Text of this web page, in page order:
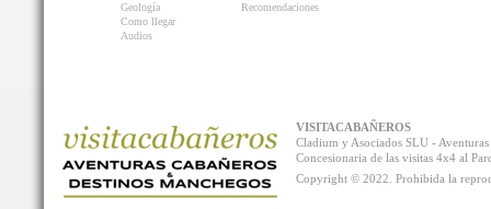
Geología
Como llegar
Audios
Recomendaciones
VISITACABAÑEROS
Cladium y Asociados SLU -
Concesionaria de las visitas 4x4 al
Copyright © 2022. Prohibida la